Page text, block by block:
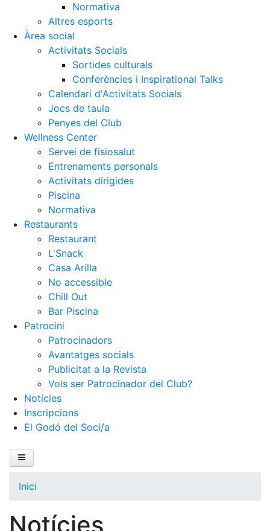
Normativa
Altres esports
Àrea social
Activitats Socials
Sortides culturals
Conferències i Inspirational Talks
Calendari d'Activitats Socials
Jocs de taula
Penyes del Club
Wellness Center
Servei de fisiosalut
Entrenaments personals
Activitats dirigides
Piscina
Normativa
Restaurants
Restaurant
L'Snack
Casa Arilla
No accessible
Chill Out
Bar Piscina
Patrocini
Patrocinadors
Avantatges socials
Publicitat a la Revista
Vols ser Patrocinador del Club?
Notícies
Inscripcions
El Godó del Soci/a
Inici
Inici
Notícies